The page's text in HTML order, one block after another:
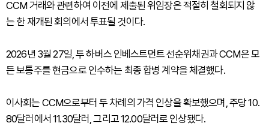
CCM 거래와 관련하여 이전에 제출된 위임장은 적절히 철회되지 않
는 한 재개된 회의에서 투표될 것이다.
2026년 3월 27일, 투 하버스 인베스트먼트 선순위채권과 CCM은 모
든 보통주를 현금으로 인수하는 최종 합병 계약을 체결했다.
이사회는 CCM으로부터 두 차례의 가격 인상을 확보했으며, 주당 10.
80달러에서 11.30달러, 그리고 12.00달러로 인상됐다.